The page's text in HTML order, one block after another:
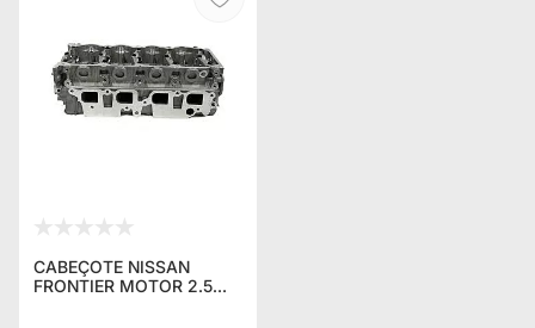
CABEÇOTE NISSAN
FRONTIER MOTOR 2.5